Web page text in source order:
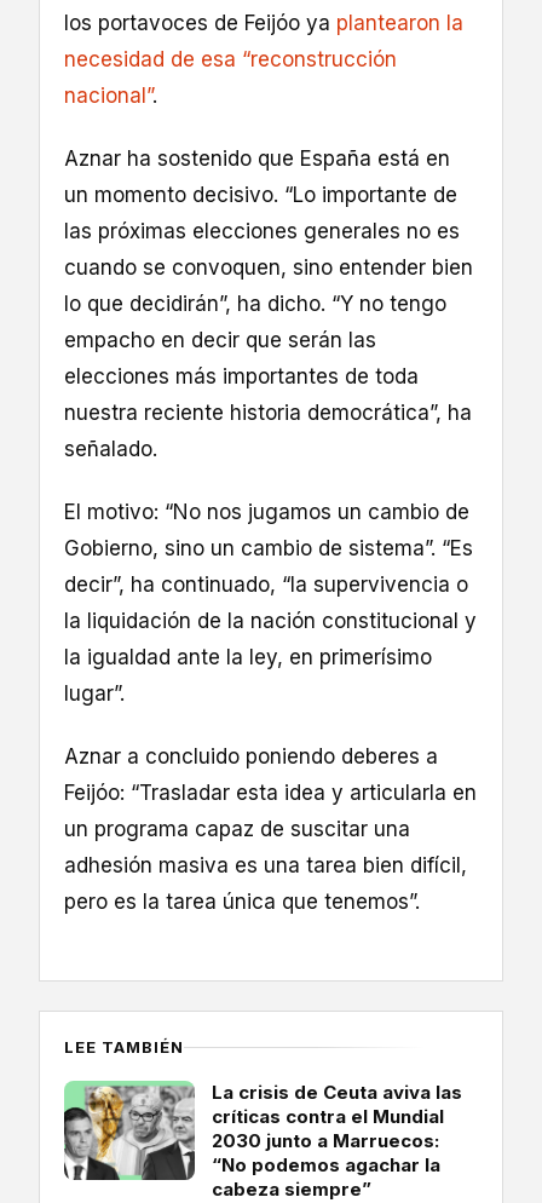
los portavoces de Feijóo ya plantearon la
necesidad de esa “reconstrucción
nacional”.
Aznar ha sostenido que España está en
un momento decisivo. “Lo importante de
las próximas elecciones generales no es
cuando se convoquen, sino entender bien
lo que decidirán”, ha dicho. “Y no tengo
empacho en decir que serán las
elecciones más importantes de toda
nuestra reciente historia democrática”, ha
señalado.
El motivo: “No nos jugamos un cambio de
Gobierno, sino un cambio de sistema”. “Es
decir”, ha continuado, “la supervivencia o
la liquidación de la nación constitucional y
la igualdad ante la ley, en primerísimo
lugar”.
Aznar a concluido poniendo deberes a
Feijóo: “Trasladar esta idea y articularla en
un programa capaz de suscitar una
adhesión masiva es una tarea bien difícil,
pero es la tarea única que tenemos”.
LEE TAMBIÉN
La crisis de Ceuta aviva las
críticas contra el Mundial
2030 junto a Marruecos:
“No podemos agachar la
cabeza siempre”